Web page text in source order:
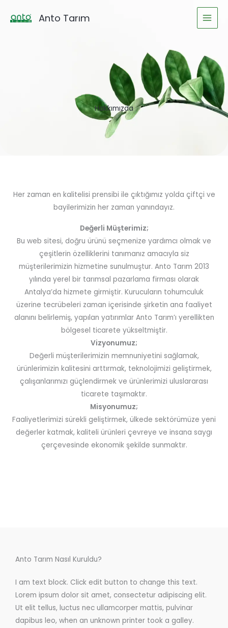
atla
Anto Tarım
Hakkımızda
Her zaman en kalitelisi prensibi ile çıktığımız yolda çiftçi ve
bayilerimizin her zaman yanındayız.
Değerli Müşterimiz;
Bu web sitesi, doğru ürünü seçmenize yardımcı olmak ve
çeşitlerin özelliklerini tanımanız amacıyla siz
müşterilerimizin hizmetine sunulmuştur. Anto Tarım 2013
yılında yerel bir tarımsal pazarlama firması olarak
Antalya’da hizmete girmiştir. Kurucuların tohumculuk
üzerine tecrübeleri zaman içerisinde şirketin ana faaliyet
alanını belirlemiş, yapılan yatırımlar Anto Tarım’ı yerellikten
bölgesel ticarete yükseltmiştir.
Vizyonumuz;
Değerli müşterilerimizin memnuniyetini sağlamak,
ürünlerimizin kalitesini arttırmak, teknolojimizi geliştirmek,
çalışanlarımızı güçlendirmek ve ürünlerimizi uluslararası
ticarete taşımaktır.
Misyonumuz;
Faaliyetlerimizi sürekli geliştirmek, ülkede sektörümüze yeni
değerler katmak, kaliteli ürünleri çevreye ve insana saygı
çerçevesinde ekonomik şekilde sunmaktır.
Anto Tarım Nasıl Kuruldu?
I am text block. Click edit button to change this text.
Lorem ipsum dolor sit amet, consectetur adipiscing elit.
Ut elit tellus, luctus nec ullamcorper mattis, pulvinar
dapibus leo, when an unknown printer took a galley.